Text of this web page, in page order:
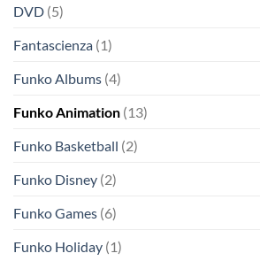
DVD (5)
Fantascienza (1)
Funko Albums (4)
Funko Animation (13)
Funko Basketball (2)
Funko Disney (2)
Funko Games (6)
Funko Holiday (1)